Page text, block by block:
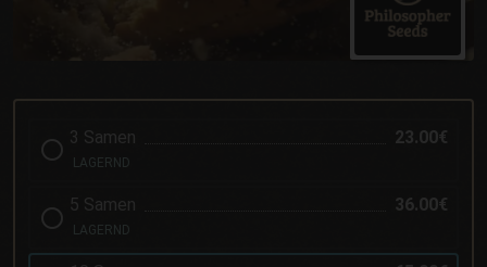
3 Samen 23.00€
LAGERND
5 Samen 36.00€
LAGERND